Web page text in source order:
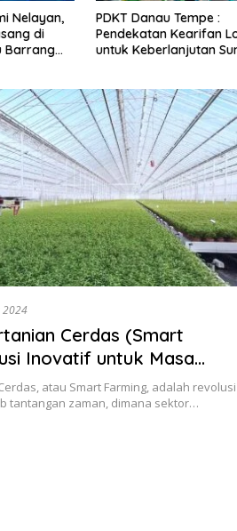
:
Lokal
Sumber
Cara Mengatasi
pada Sapi Perah Secara
dan Medis
2024
Cerdas (Smart
Inovatif untuk Masa
atau Smart Farming, adalah revolusi
tantangan zaman, dimana sektor…